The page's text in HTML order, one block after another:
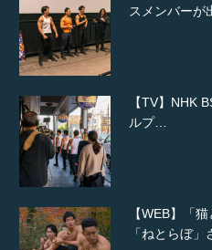
スメンバーが
【TV】NHK
ルプ…
【WEB】「
「ねとらぼ」